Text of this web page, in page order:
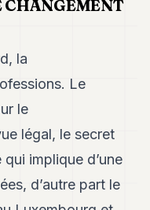
la
Le
le
légal, le secret
implique d’une
d’autre part le